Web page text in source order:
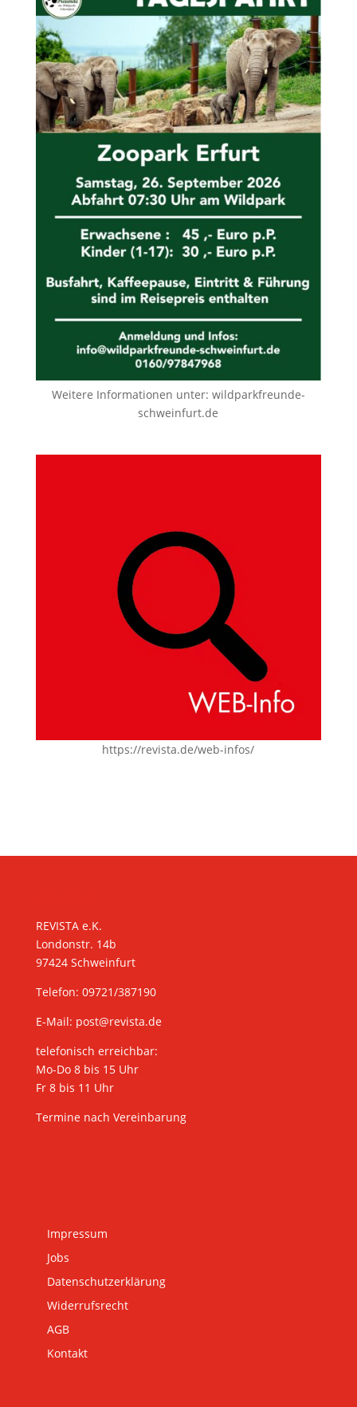
Weitere Informationen unter: wildparkfreunde-
schweinfurt.de
https://revista.de/web-infos/
REVISTA e.K.
Londonstr. 14b
97424 Schweinfurt
Telefon: 09721/387190
E-Mail: post@revista.de
telefonisch erreichbar:
Mo-Do 8 bis 15 Uhr
Fr 8 bis 11 Uhr
Termine nach Vereinbarung
Impressum
Jobs
Datenschutzerklärung
Widerrufsrecht
AGB
Kontakt